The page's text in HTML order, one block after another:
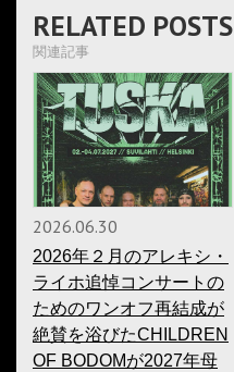
RELATED POSTS
関連記事
2026.06.30
2026年２月のアレキシ・
ライホ追悼コンサートの
ためのワンオフ再結成が
絶賛を浴びたCHILDREN
OF BODOMが2027年母